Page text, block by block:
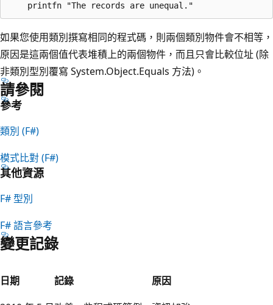
如果您使用類別撰寫相同的程式碼，則兩個類別物件會不相等，
原因是這兩個值代表堆積上的兩個物件，而且只會比較位址 (除
非類別型別覆寫 System.Object.Equals 方法)。
請參閱
參考
類別 (F#)
模式比對 (F#)
其他資源
F# 型別
F# 語言參考
變更記錄
日期 記錄
原因